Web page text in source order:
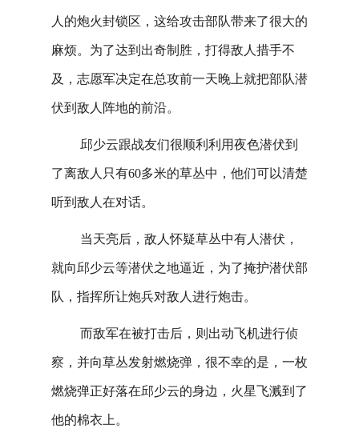
人的炮火封锁区，这给攻击部队带来了很大的
麻烦。为了达到出奇制胜，打得敌人措手不
及，志愿军决定在总攻前一天晚上就把部队潜
伏到敌人阵地的前沿。
邱少云跟战友们很顺利利用夜色潜伏到
了离敌人只有60多米的草丛中，他们可以清楚
听到敌人在对话。
当天亮后，敌人怀疑草丛中有人潜伏，
就向邱少云等潜伏之地逼近，为了掩护潜伏部
队，指挥所让炮兵对敌人进行炮击。
而敌军在被打击后，则出动飞机进行侦
察，并向草丛发射燃烧弹，很不幸的是，一枚
燃烧弹正好落在邱少云的身边，火星飞溅到了
他的棉衣上。